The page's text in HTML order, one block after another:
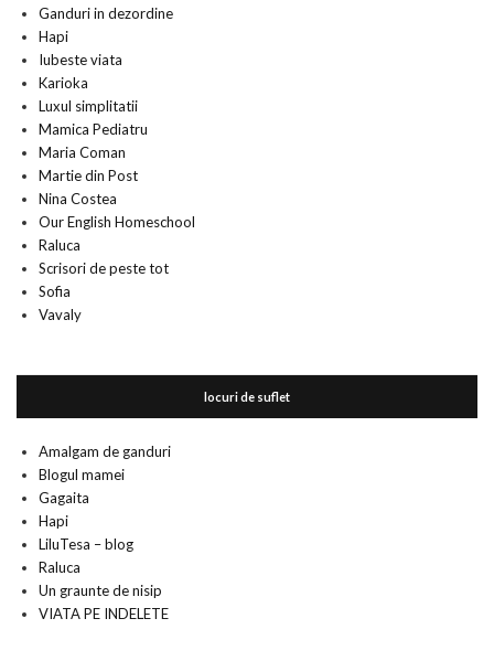
Ganduri in dezordine
Hapi
Iubeste viata
Karioka
Luxul simplitatii
Mamica Pediatru
Maria Coman
Martie din Post
Nina Costea
Our English Homeschool
Raluca
Scrisori de peste tot
Sofia
Vavaly
locuri de suflet
Amalgam de ganduri
Blogul mamei
Gagaita
Hapi
LiluTesa – blog
Raluca
Un graunte de nisip
VIATA PE INDELETE